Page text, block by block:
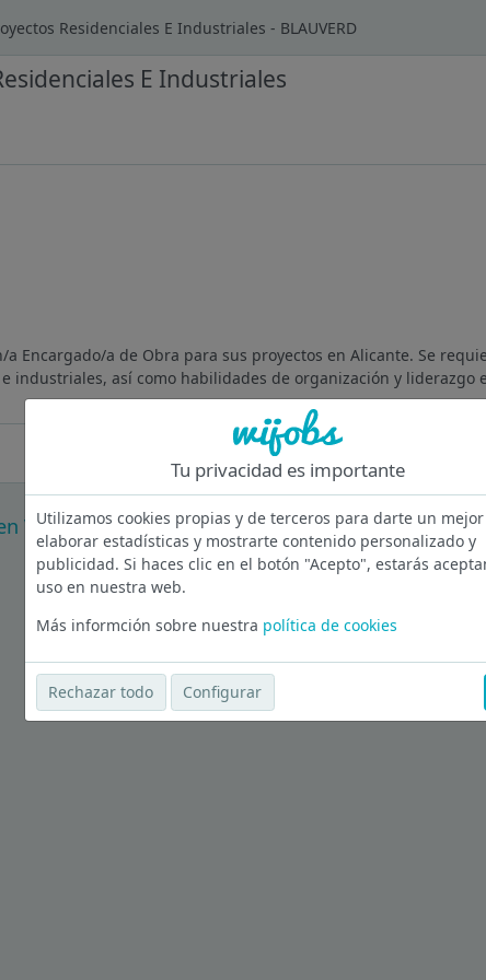
Residenciales E Industriales - BLAUVERD
E Industriales
a Encargado/a de Obra para sus proyectos en Alicante. Se
industriales, así como habilidades de organización y liderazgo
València
Ver más ofertas
Tu privacidad es importante
Utilizamos cookies propias y de terceros para darte un
elaborar estadísticas y mostrarte contenido personalizado y
publicidad. Si haces clic en el botón "Acepto", estarás
uso en nuestra web.
Más informción sobre nuestra política de cookies
Rechazar todo Configurar